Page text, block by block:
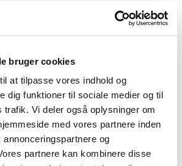
bruger cookies
at tilpasse vores indhold og
dig funktioner til sociale medier og til
trafik. Vi deler også oplysninger om
med vores partnere inden
og
partnere kan kombinere disse
til at fastholde vores fælles
i DJ’s værdisæt, når vi
og evaluerer handlinger,
og de bagvedliggende
for at udleve værdierne, og
at hjælpe hinanden med at